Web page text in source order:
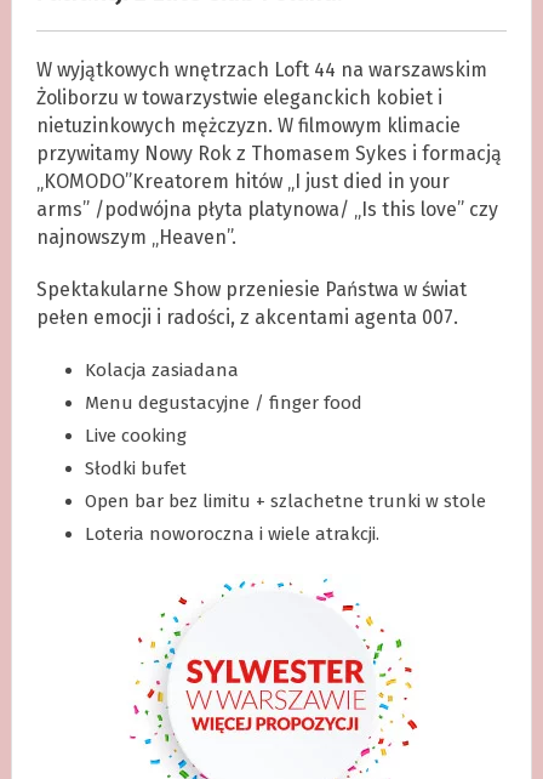
W wyjątkowych wnętrzach Loft 44 na warszawskim
Żoliborzu w towarzystwie eleganckich kobiet i
nietuzinkowych mężczyzn. W filmowym klimacie
przywitamy Nowy Rok z Thomasem Sykes i formacją
„KOMODO”Kreatorem hitów „I just died in your
arms” /podwójna płyta platynowa/ „Is this love” czy
najnowszym „Heaven”.
Spektakularne Show przeniesie Państwa w świat
pełen emocji i radości, z akcentami agenta 007.
Kolacja zasiadana
Menu degustacyjne / finger food
Live cooking
Słodki bufet
Open bar bez limitu + szlachetne trunki w stole
Loteria noworoczna i wiele atrakcji.